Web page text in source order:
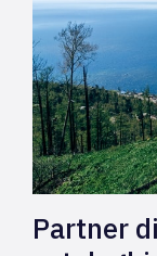
Partner